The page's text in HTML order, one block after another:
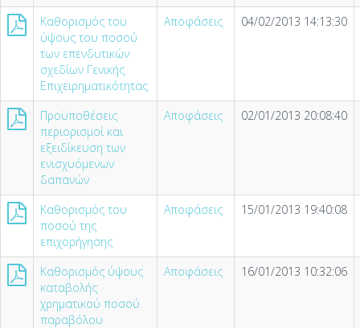
Καθορισμός του
ύψους του ποσού
των επενδυτικών
σχεδίων Γενικής
Επιχειρηματικότητας
Αποφάσεις 04/02/2013 14:13:30
Προϋποθέσεις
περιορισμοί και
εξειδίκευση των
ενισχυόμενων
δαπανών
Αποφάσεις 02/01/2013 20:08:40
Καθορισμός του
ποσού της
επιχορήγησης
Αποφάσεις 15/01/2013 19:40:08
Καθορισμός ύψους
καταβολής
χρηματικού ποσού
παραβόλου
Αποφάσεις 16/01/2013 10:32:06